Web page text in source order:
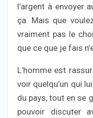
l’argent à envoyer
ça. Mais que
vraiment pas le
que ce que je fais
L’homme est
voir quelqu’un qui
du pays, tout en se
pouvoir discuter